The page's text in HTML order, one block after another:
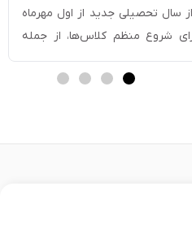
تحصیلی جدید از اول مهرماه
شروع منظم کلاس‌ها، از جمله
ساماندهی نیروی انسانی و بهره‌برداری از ۲۳۰۰ پروژه آموزشی و ۱۲ هزار
سیاست فعلی […]